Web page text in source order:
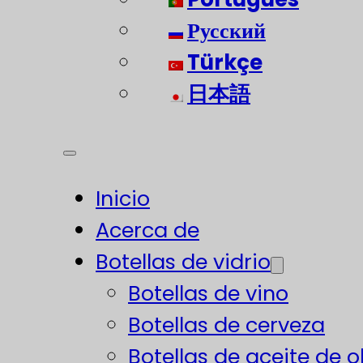
Русский
Türkçe
日本語
Inicio
Acerca de
Botellas de vidrio
Botellas de vino
Botellas de cerveza
Botellas de aceite de